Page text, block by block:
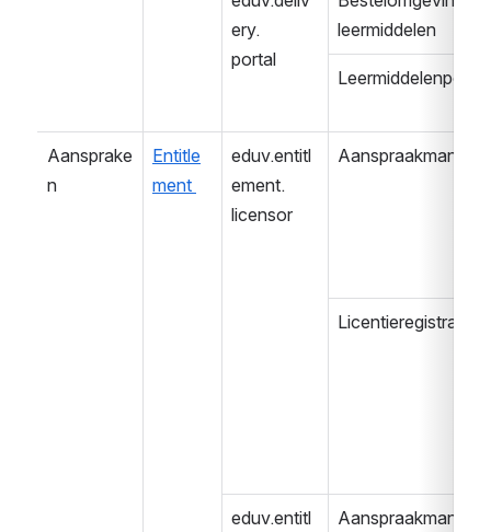
ery.
portal
leermiddelen
Aansprake
n
Entitle
ment
eduv.entitl
ement.
licensor
Aanspraakmanager
Licentieregistratie
eduv.entitl
Aanspraakmanager